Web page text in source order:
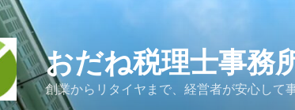
おだね税理士事務
創業からリタイヤまで、経営者が安心して